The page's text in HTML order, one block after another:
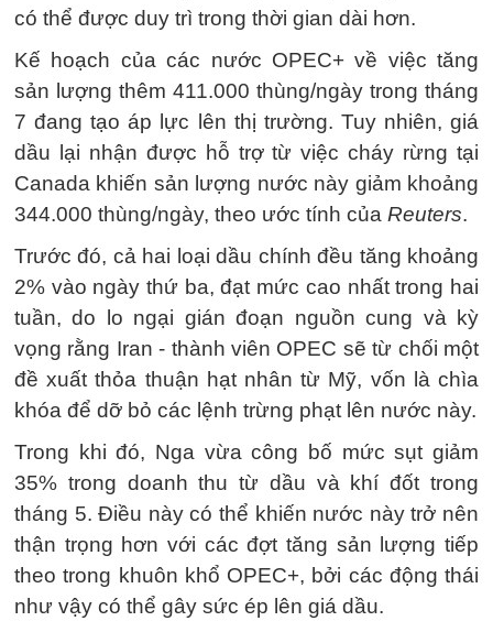
có thể được duy trì trong thời gian dài hơn.
Kế hoạch của các nước OPEC+ về việc tăng
sản lượng thêm 411.000 thùng/ngày trong tháng
7 đang tạo áp lực lên thị trường. Tuy nhiên, giá
dầu lại nhận được hỗ trợ từ việc cháy rừng tại
Canada khiến sản lượng nước này giảm khoảng
344.000 thùng/ngày, theo ước tính của Reuters.
Trước đó, cả hai loại dầu chính đều tăng khoảng
2% vào ngày thứ ba, đạt mức cao nhất trong hai
tuần, do lo ngại gián đoạn nguồn cung và kỳ
vọng rằng Iran - thành viên OPEC sẽ từ chối một
đề xuất thỏa thuận hạt nhân từ Mỹ, vốn là chìa
khóa để dỡ bỏ các lệnh trừng phạt lên nước này.
Trong khi đó, Nga vừa công bố mức sụt giảm
35% trong doanh thu từ dầu và khí đốt trong
tháng 5. Điều này có thể khiến nước này trở nên
thận trọng hơn với các đợt tăng sản lượng tiếp
theo trong khuôn khổ OPEC+, bởi các động thái
như vậy có thể gây sức ép lên giá dầu.